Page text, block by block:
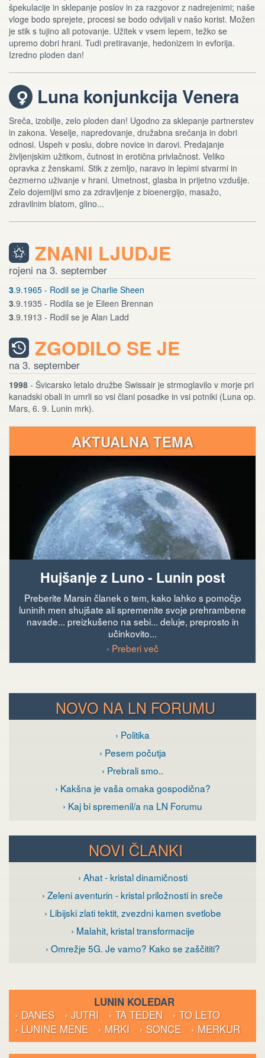
špekulacije in sklepanje poslov in za razgovor z nadrejenimi; naše
vloge bodo sprejete, procesi se bodo odvijali v našo korist. Možen
je stik s tujino ali potovanje. Užitek v vsem lepem, težko se
upremo dobri hrani. Tudi pretiravanje, hedonizem in evforija.
Izredno ploden dan!
d Luna konjunkcija Venera
Sreča, izobilje, zelo ploden dan! Ugodno za sklepanje partnerstev
in zakona. Veselje, napredovanje, družabna srečanja in dobri
odnosi. Uspeh v poslu, dobre novice in darovi. Predajanje
življenjskim užitkom, čutnost in erotična privlačnost. Veliko
opravka z ženskami. Stik z zemljo, naravo in lepimi stvarmi in
čezmerno uživanje v hrani. Umetnost, glasba in prijetno vzdušje.
Zelo dojemljivi smo za zdravljenje z bioenergijo, masažo,
zdravilnim blatom, glino...
ZNANI LJUDJE
rojeni na 3. september
3.9.1965 - Rodil se je Charlie Sheen
3.9.1935 - Rodila se je Eileen Brennan
3.9.1913 - Rodil se je Alan Ladd
ZGODILO SE JE
na 3. september
1998 - Švicarsko letalo družbe Swissair je strmoglavilo v morje pri
kanadski obali in umrli so vsi člani posadke in vsi potniki (Luna op.
Mars, 6. 9. Lunin mrk).
AKTUALNA TEMA
Hujšanje z Luno - Lunin post
Preberite Marsin članek o tem, kako lahko s pomočjo
luninih men shujšate ali spremenite svoje prehrambene
navade... preizkušeno na sebi... deluje, preprosto in
učinkovito...
› Preberi več
NOVO NA LN FORUMU
› Politika
› Pesem počutja
› Prebrali smo..
› Kakšna je vaša omaka gospodična?
› Kaj bi spremenil/a na LN Forumu
NOVI ČLANKI
› Ahat - kristal dinamičnosti
› Zeleni aventurin - kristal priložnosti in sreče
› Libijski zlati tektit, zvezdni kamen svetlobe
› Malahit, kristal transformacije
› Omrežje 5G. Je varno? Kako se zaščititi?
LUNIN KOLEDAR
› DANES
› JUTRI › TA TEDEN
› TO LETO
› LUNINE MENE
› MRKI › SONCE › MERKUR